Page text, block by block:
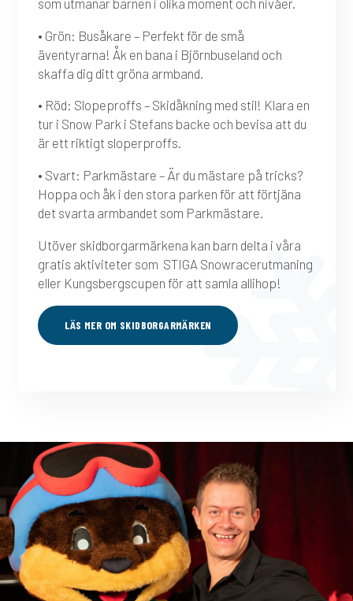
• Grön: Busåkare – Perfekt för de små
äventyrarna! Åk en bana i Björnbuseland och
skaffa dig ditt gröna armband.
• Röd: Slopeproffs – Skidåkning med stil! Klara en
tur i Snow Park i Stefans backe och bevisa att du
är ett riktigt sloperproffs.
• Svart: Parkmästare – Är du mästare på tricks?
Hoppa och åk i den stora parken för att förtjäna
det svarta armbandet som Parkmästare.
Utöver skidborgarmärkena kan barn delta i våra
gratis aktiviteter som STIGA Snowracerutmaning
eller Kungsbergscupen för att samla allihop!
LÄS MER OM SKIDBORGARMÄRKEN